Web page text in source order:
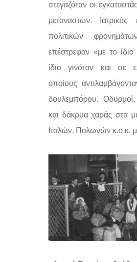
στεγαζόταν οι
μεταναστών. Ιατρικός
πολιτικών
επέστρεφαν «με το ίδιο
ίδιο γινόταν και σε
οποίους
δουλεμπόρου. Οδυρμοί,
και δάκρυα χαράς στα
Ιταλών, Πολωνών κ.ο.κ.